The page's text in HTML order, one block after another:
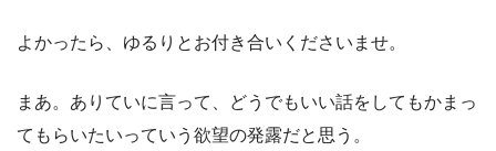
よかったら、ゆるりとお付き合いくださいませ。
まあ。ありていに言って、どうでもいい話をしてもかまっ
てもらいたいっていう欲望の発露だと思う。